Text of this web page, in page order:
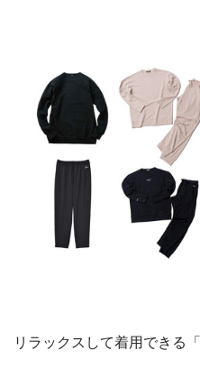
リラックスして着用できる「